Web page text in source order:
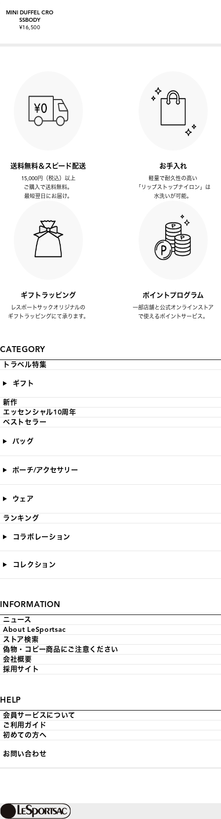
MINI DUFFEL CRO
SSBODY
¥16,500
送料無料＆スピード配送
15,000円（税込）以上
ご購入で送料無料。
最短翌日にお届け。
お手入れ
軽量で耐久性の高い
「リップストップナイロン」は
水洗いが可能。
ギフトラッピング
レスポートサックオリジナルの
ギフトラッピングにて承ります。
ポイントプログラム
一部店舗と公式オンラインストア
で使えるポイントサービス。
CATEGORY
トラベル特集
ギフト
新作
エッセンシャル10周年
ベストセラー
バッグ
ポーチ/アクセサリー
ウェア
ランキング
コラボレーション
コレクション
INFORMATION
ニュース
About LeSportsac
ストア検索
偽物・コピー商品にご注意ください
会社概要
採用サイト
HELP
会員サービスについて
ご利用ガイド
初めての方へ
お問い合わせ